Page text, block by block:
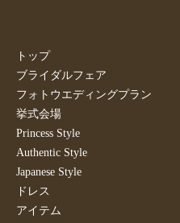
トップ
ブライダルフェア
フォトウエディングプラン
挙式会場
Princess Style
Authentic Style
Japanese Style
ドレス
アイテム